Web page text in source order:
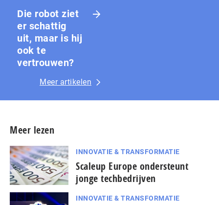
Die robot ziet
er schattig
uit, maar is hij
ook te
vertrouwen?
Meer artikelen
Meer lezen
INNOVATIE & TRANSFORMATIE
Scaleup Europe ondersteunt
jonge techbedrijven
INNOVATIE & TRANSFORMATIE